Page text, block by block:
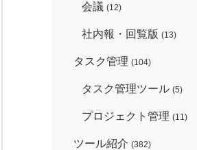
会議 (12)
社内報・回覧版 (13)
タスク管理 (104)
タスク管理ツール (5)
プロジェクト管理 (11)
ツール紹介 (382)